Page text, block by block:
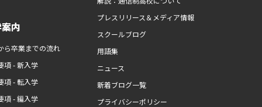
内
ら卒業までの流れ
項 - 新入学
項 - 転入学
項 - 編入学
プレスリリース＆メディア情報
スクールブログ
用語集
ニュース
新着ブログ一覧
プライバシーポリシー